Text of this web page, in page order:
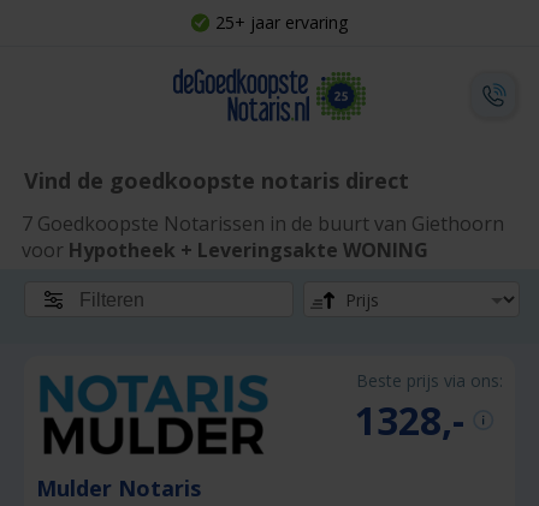
25+ jaar ervaring
Vind de goedkoopste notaris direct
7 Goedkoopste Notarissen in de buurt van Giethoorn
voor Hypotheek + Leveringsakte WONING
Filteren
Beste prijs via ons:
1328,-
Mulder Notaris